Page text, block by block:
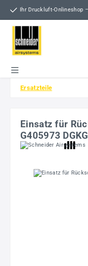
Zum Hauptinhalt springen
Ihr Druckluft-Onlineshop
Ersatzteile
Einsatz für
G405973
Bildergalerie überspringen